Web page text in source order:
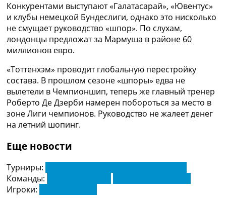
Последние комментарии
Конкурс прогнозов
Логин
Рейтинги
Правила
Коллективный прогноз
Турниры
Чемпионат Мира
Украина. Премьер-Лига
Украина. Первая Лига
Лига Чемпионов
Англия. Премьер Лига
Испания. Ла Лига
Другие Турниры >>>
Таблицы
Таблицы групп Чемпионата Мира
Украина. Премьер-Лига
Украина. Первая Лига
Конкурентами выступают «Галатасарай», «Ювентус»
и клубы немецкой Бундеслиги, однако это нисколько
не смущает руководство «шпор». По слухам,
лондонцы предложат за Мармуша в районе 60
миллионов евро.
«Тоттенхэм» проводит глобальную перестройку
состава. В прошлом сезоне «шпоры» едва не
вылетели в Чемпионшип, теперь же главный тренер
Роберто Де Дзерби намерен побороться за место в
зоне Лиги чемпионов. Руководство не жалеет денег
на летний шопинг.
Еще новости
Турниры:
Команды:
Игроки: